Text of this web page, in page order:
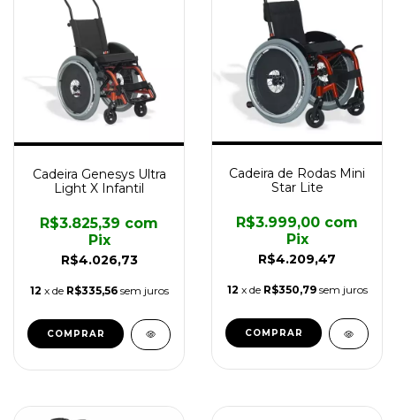
Cadeira Genesys Ultra
Light X Infantil
R$4.026,73
R$3.825,39 com
Pix
12 x de R$335,56 sem juros
Cadeira de Rodas Mini
Star Lite
R$4.209,47
R$3.999,00 com
Pix
12 x de R$350,79 sem juros
COMPRAR